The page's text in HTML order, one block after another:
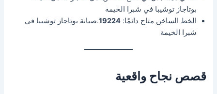
بوتاجاز توشيبا في شبرا الخيمة
الخط الساخن متاح دائمًا:19224.صيانة بوتاجاز توشيبا في
شبرا الخيمة
قصص نجاح واقعية